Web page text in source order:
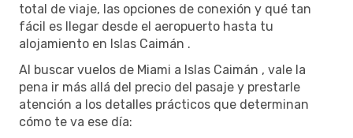
total de viaje, las opciones de conexión y qué tan
fácil es llegar desde el aeropuerto hasta tu
alojamiento en Islas Caimán .
Al buscar vuelos de Miami a Islas Caimán , vale la
pena ir más allá del precio del pasaje y prestarle
atención a los detalles prácticos que determinan
cómo te va ese día: